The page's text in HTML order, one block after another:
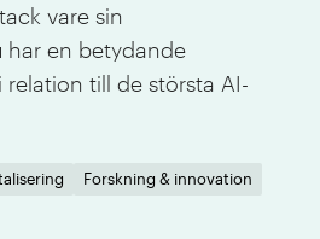
vare sin
har en betydande
till de största AI-
Forskning & innovation